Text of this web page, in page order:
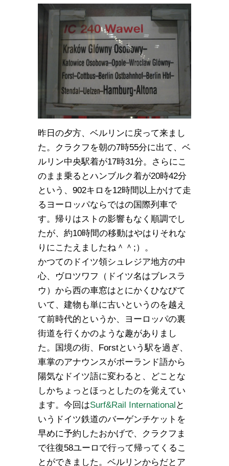
昨日の夕方、ベルリンに戻って来まし
た。クラクフを朝の7時55分に出て、ベ
ルリン中央駅着が17時31分。さらにこ
のまま乗るとハンブルク着が20時42分
という、902キロを12時間以上かけて走
るヨーロッパならではの国際列車で
す。帰りはストの影響もなく順調でし
たが、約10時間の移動はやはりそれな
りにこたえましたね＾＾;）。
かつてのドイツ領シュレジア地方の中
心、ヴロツワフ（ドイツ名はブレスラ
ウ）から西の車窓はとにかくひなびて
いて、建物も単に古いというのを越え
て前時代的というか、ヨーロッパの裏
街道を行くかのような趣がありまし
た。国境の街、Forstという駅を過ぎ、
車掌のアナウンスがポーランド語から
陽気なドイツ語に変わると、どことな
しかちょっとほっとしたのを覚えてい
ます。今回はSurf&Rail International と
いうドイツ鉄道のバーゲンチケットを
早めに予約したおかげで、クラクフま
で往復58ユーロで行って帰ってくるこ
とができました。ベルリンからだとア